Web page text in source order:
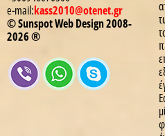
e-mail:kass2010@otenet.gr
© Sunspot Web Design 2008-
2026 ®